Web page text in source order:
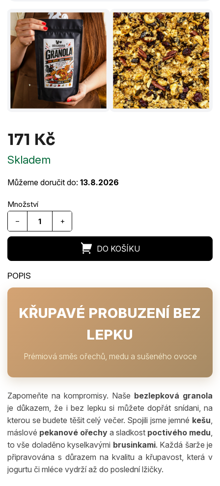
171 Kč
Skladem
Můžeme doručit do: 13.8.2026
+
−
KŘUPAVÉ PROBUZENÍ BEZ
LEPKU
Prémiová směs ořechů, medu a sušeného ovoce
Zapomeňte na kompromisy. Naše bezlepková granola
je důkazem, že i bez lepku si můžete dopřát snídani, na
kterou se budete těšit celý večer. Spojili jsme jemné kešu,
máslové pekanové ořechy a sladkost poctivého medu,
to vše doladěno kyselkavými brusinkami. Každá šarže je
připravována s důrazem na kvalitu a křupavost, která v
jogurtu či mléce vydrží až do poslední lžičky.